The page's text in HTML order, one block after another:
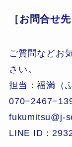
［お問合せ先
ご質問などお
さい。
担当：福満（
fukumitsu@j-
LINE ID：